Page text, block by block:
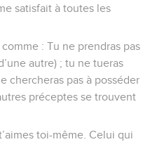
satisfait à toutes les
: Tu ne prendras pas
autre) ; tu ne tueras
chercheras pas à posséder
préceptes se trouvent
toi-même. Celui qui